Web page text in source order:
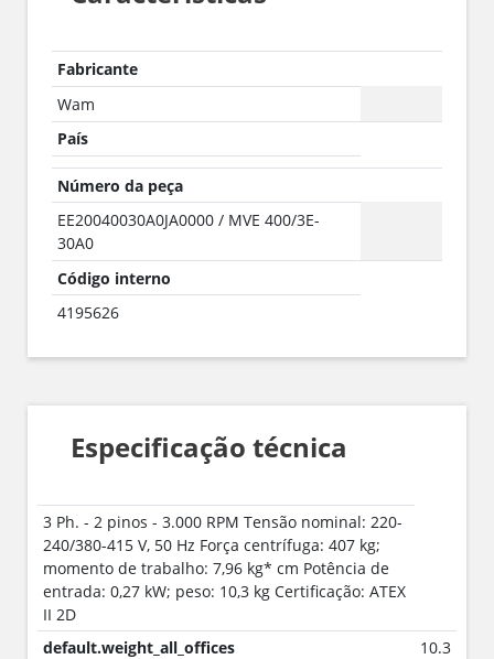
Fabricante
Wam
País
Número da peça
EE20040030A0JA0000 / MVE 400/3E-
30A0
Código interno
4195626
Especificação técnica
3 Ph. - 2 pinos - 3.000 RPM Tensão nominal: 220-
240/380-415 V, 50 Hz Força centrífuga: 407 kg;
momento de trabalho: 7,96 kg* cm Potência de
entrada: 0,27 kW; peso: 10,3 kg Certificação: ATEX
II 2D
default.weight_all_offices
10.3